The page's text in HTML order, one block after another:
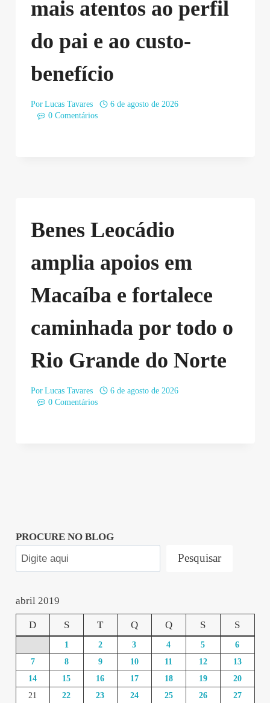
mais atentos ao perfil
do pai e ao custo-
benefício
Por Lucas Tavares
6 de agosto de 2026
0 Comentários
Benes Leocádio
amplia apoios em
Macaíba e fortalece
caminhada por todo o
Rio Grande do Norte
Por Lucas Tavares
6 de agosto de 2026
0 Comentários
PROCURE NO BLOG
Pesquisar
abril 2019
D S T Q Q S S
1 2 3 4 5
6
7
8 9 10 11 12
13
14
15 16 17 18 19
20
21
22 23 24 25 26
27